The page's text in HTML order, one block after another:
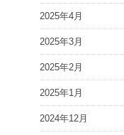
2025年4月
2025年3月
2025年2月
2025年1月
2024年12月